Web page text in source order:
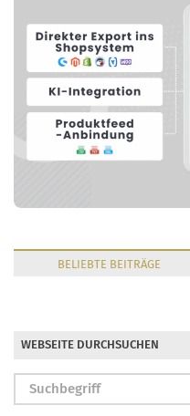
BELIEBTE BEITRÄGE
WEBSEITE DURCHSUCHEN